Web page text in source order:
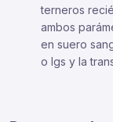
terneros
ambos
en suero
o Igs y la